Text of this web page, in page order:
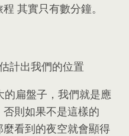
其實只有數分鐘。
計出我們的位置
的扁盤子 ， 我們就是應
否則如果不是這樣的
麼看到的夜空就會顯得